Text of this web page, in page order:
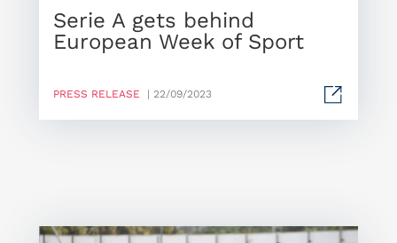
Serie A gets behind
European Week of Sport
PRESS RELEASE | 22/09/2023